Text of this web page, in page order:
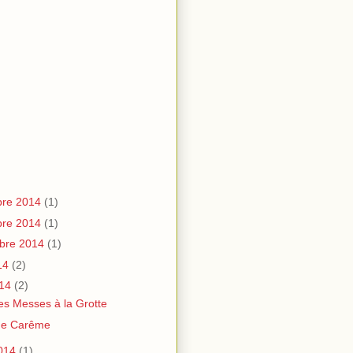
2014 (1)
2014 (1)
2014 (1)
(2)
(2)
Messes à la Grotte
Carême